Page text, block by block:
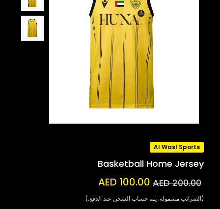
Al Wasl Sports
Basketball Home Jersey
AED 200.00
AED 100.00
(الضرائب مشمولة. يتم حساب الشحن عند الدفع.)